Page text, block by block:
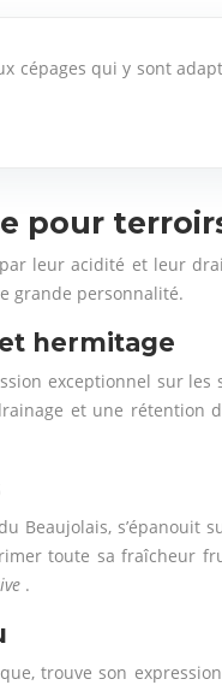
cépages qui y sont
pour
leur acidité et leur
grande personnalité.
hermitage
exceptionnel sur
et une rétention
Beaujolais,
toute sa
.
trouve son